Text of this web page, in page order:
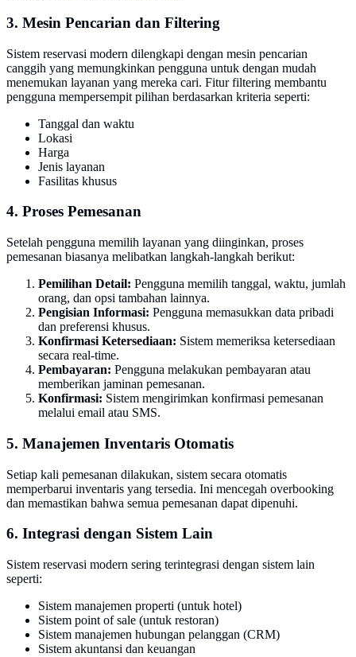
3. Mesin Pencarian dan Filtering
Sistem reservasi modern dilengkapi dengan mesin pencarian
canggih yang memungkinkan pengguna untuk dengan mudah
menemukan layanan yang mereka cari. Fitur filtering membantu
pengguna mempersempit pilihan berdasarkan kriteria seperti:
Tanggal dan waktu
Lokasi
Harga
Jenis layanan
Fasilitas khusus
4. Proses Pemesanan
Setelah pengguna memilih layanan yang diinginkan, proses
pemesanan biasanya melibatkan langkah-langkah berikut:
Pemilihan Detail: Pengguna memilih tanggal, waktu, jumlah
orang, dan opsi tambahan lainnya.
Pengisian Informasi: Pengguna memasukkan data pribadi
dan preferensi khusus.
Konfirmasi Ketersediaan: Sistem memeriksa ketersediaan
secara real-time.
Pembayaran: Pengguna melakukan pembayaran atau
memberikan jaminan pemesanan.
Konfirmasi: Sistem mengirimkan konfirmasi pemesanan
melalui email atau SMS.
5. Manajemen Inventaris Otomatis
Setiap kali pemesanan dilakukan, sistem secara otomatis
memperbarui inventaris yang tersedia. Ini mencegah overbooking
dan memastikan bahwa semua pemesanan dapat dipenuhi.
6. Integrasi dengan Sistem Lain
Sistem reservasi modern sering terintegrasi dengan sistem lain
seperti:
Sistem manajemen properti (untuk hotel)
Sistem point of sale (untuk restoran)
Sistem manajemen hubungan pelanggan (CRM)
Sistem akuntansi dan keuangan